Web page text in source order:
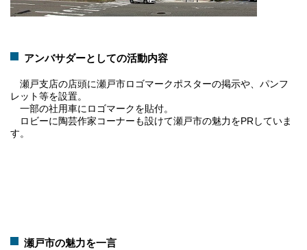
アンバサダーとしての活動内容
瀬戸支店の店頭に瀬戸市ロゴマークポスターの掲示や、パンフ
レット等を設置。
一部の社用車にロゴマークを貼付。
ロビーに陶芸作家コーナーも設けて瀬戸市の魅力をPRしていま
す。
瀬戸市の魅力を一言